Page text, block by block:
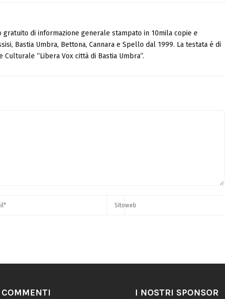
di informazione generale stampato in 10mila copie e
Bastia Umbra, Bettona, Cannara e Spello dal 1999. La testata è di
Culturale “Libera Vox città di Bastia Umbra”.
I NOSTRI SPONSOR